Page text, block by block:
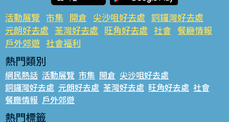
活動展覽 市集 開倉 尖沙咀好去處 銅鑼灣好去處
元朗好去處 荃灣好去處 旺角好去處 社會 餐廳情報
戶外郊遊 社會福利
熱門類別
網民熱話 活動展覽 市集 開倉 尖沙咀好去處
銅鑼灣好去處 元朗好去處 荃灣好去處 旺角好去處 社會
餐廳情報 戶外郊遊
熱門標籤